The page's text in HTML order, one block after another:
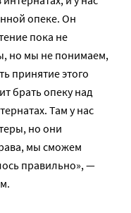
опеке. Он
пока не
но мы не понимаем,
принятие этого
брать опеку над
Там у нас
но они
мы сможем
правильно», —